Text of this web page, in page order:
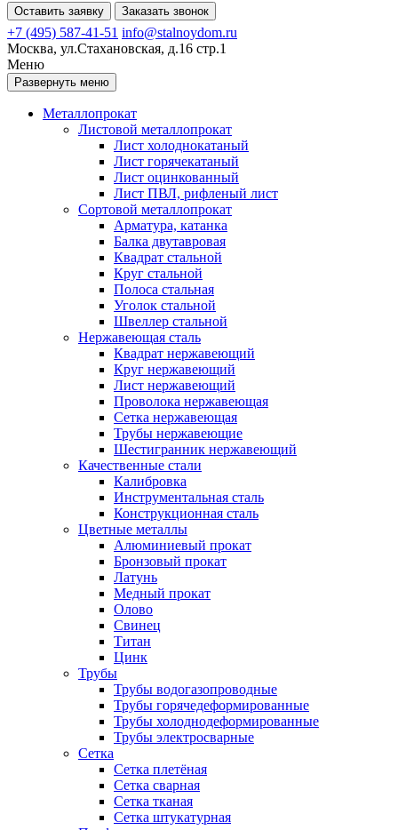
Оставить заявку Заказать звонок
+7 (495) 587-41-51 info@stalnoydom.ru
Москва, ул.Стахановская, д.16 стр.1
Меню
Развернуть меню
Металлопрокат
Листовой металлопрокат
Лист холоднокатаный
Лист горячекатаный
Лист оцинкованный
Лист ПВЛ, рифленый лист
Сортовой металлопрокат
Арматура, катанка
Балка двутавровая
Квадрат стальной
Круг стальной
Полоса стальная
Уголок стальной
Швеллер стальной
Нержавеющая сталь
Квадрат нержавеющий
Круг нержавеющий
Лист нержавеющий
Проволока нержавеющая
Сетка нержавеющая
Трубы нержавеющие
Шестигранник нержавеющий
Качественные стали
Калибровка
Инструментальная сталь
Конструкционная сталь
Цветные металлы
Алюминиевый прокат
Бронзовый прокат
Латунь
Медный прокат
Олово
Свинец
Титан
Цинк
Трубы
Трубы водогазопроводные
Трубы горячедеформированные
Трубы холоднодеформированные
Трубы электросварные
Сетка
Сетка плетёная
Сетка сварная
Сетка тканая
Сетка штукатурная